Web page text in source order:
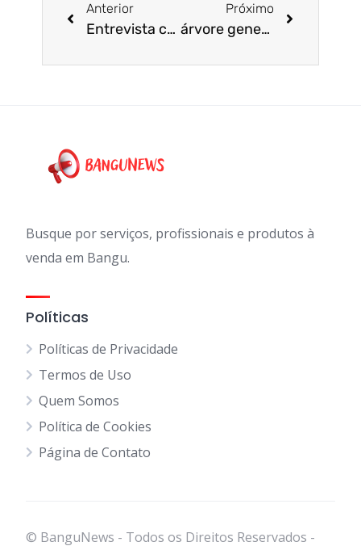
Anterior
Entrevista com o candidato a vereador do Rio em 2024 – Dr. Edimilson Migowski
Próximo
árvore genealógica das principais casas
Busque por serviços, profissionais e produtos à
venda em Bangu.
Políticas
Políticas de Privacidade
Termos de Uso
Quem Somos
Política de Cookies
Página de Contato
© BanguNews - Todos os Direitos Reservados -